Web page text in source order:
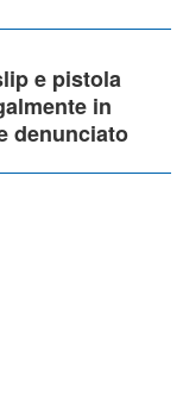
e pistola
in
denunciato